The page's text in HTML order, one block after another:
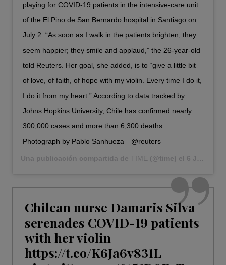
playing for COVID-19 patients in the intensive-care unit
of the El Pino de San Bernardo hospital in Santiago on
July 2. “As soon as I walk in the patients brighten, they
seem happier; they smile and applaud,” the 26-year-old
told Reuters. Her goal, she added, is to “give a little bit
of love, of faith, of hope with my violin. Every time I do it,
I do it from my heart.” According to data tracked by
Johns Hopkins University, Chile has confirmed nearly
300,000 cases and more than 6,300 deaths.
Photograph by Pablo Sanhueza—@reuters
Una publicación compartida de TIME (@time) el 6 Jul, 2020 a las 5:35 PDT
Chilean nurse Damaris Silva
serenades COVID-19 patients
with her violin
https://t.co/K6Ja6v831L